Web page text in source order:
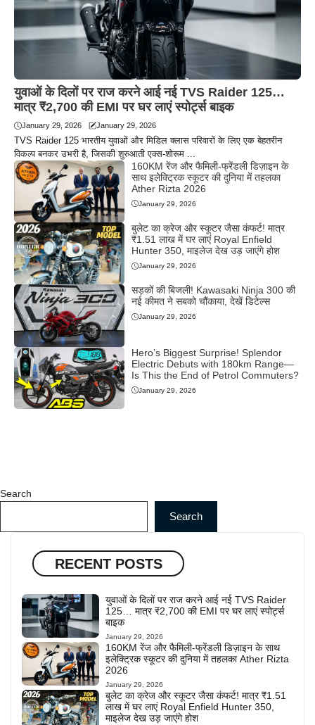
युवाओं के दिलों पर राज करने आई नई TVS Raider 125…
मात्र ₹2,700 की EMI पर घर लाएं स्पोर्ट्स बाइक
January 29, 2026 January 29, 2026
TVS Raider 125 भारतीय युवाओं और मिडिल क्लास परिवारों के लिए एक बेहतरीन
विकल्प बनकर उभरी है, जिसकी शुरुआती एक्स-शोरूम ...
160KM रेंज और फैमिली-फ्रेंडली डिज़ाइन के
साथ इलेक्ट्रिक स्कूटर की दुनिया में तहलका
Ather Rizta 2026
January 29, 2026
बुलेट का क्रेज और स्कूटर जैसा कंफर्ट! मात्र
₹1.51 लाख में घर लाएं Royal Enfield
Hunter 350, माइलेज देख उड़ जाएंगे होश
January 29, 2026
सड़कों की बिजली! Kawasaki Ninja 300 की
नई कीमत ने सबको चौंकाया, देखें डिटेल्स
January 29, 2026
Hero’s Biggest Surprise! Splendor
Electric Debuts with 180km Range—
Is This the End of Petrol Commuters?
January 29, 2026
Search
Search
RECENT POSTS
युवाओं के दिलों पर राज करने आई नई TVS Raider
125… मात्र ₹2,700 की EMI पर घर लाएं स्पोर्ट्स
बाइक
January 29, 2026
160KM रेंज और फैमिली-फ्रेंडली डिज़ाइन के साथ
इलेक्ट्रिक स्कूटर की दुनिया में तहलका Ather Rizta
2026
January 29, 2026
बुलेट का क्रेज और स्कूटर जैसा कंफर्ट! मात्र ₹1.51
लाख में घर लाएं Royal Enfield Hunter 350,
माइलेज देख उड़ जाएंगे होश